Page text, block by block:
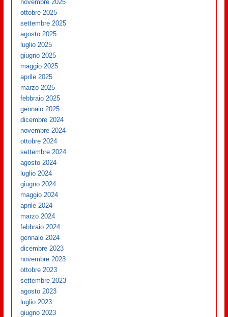
novembre 2025
ottobre 2025
settembre 2025
agosto 2025
luglio 2025
giugno 2025
maggio 2025
aprile 2025
marzo 2025
febbraio 2025
gennaio 2025
dicembre 2024
novembre 2024
ottobre 2024
settembre 2024
agosto 2024
luglio 2024
giugno 2024
maggio 2024
aprile 2024
marzo 2024
febbraio 2024
gennaio 2024
dicembre 2023
novembre 2023
ottobre 2023
settembre 2023
agosto 2023
luglio 2023
giugno 2023